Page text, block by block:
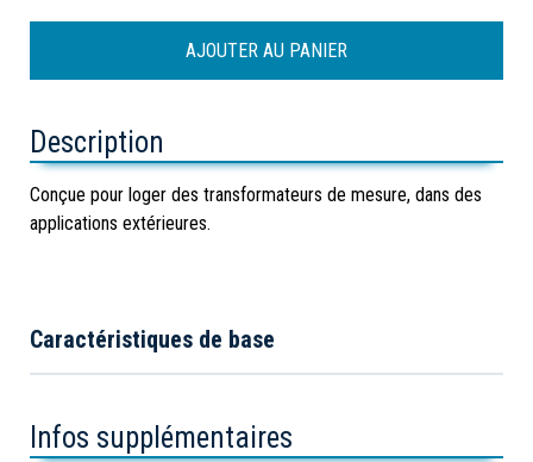
Description
Conçue pour loger des transformateurs de mesure, dans des
applications extérieures.
Caractéristiques de base
Infos supplémentaires